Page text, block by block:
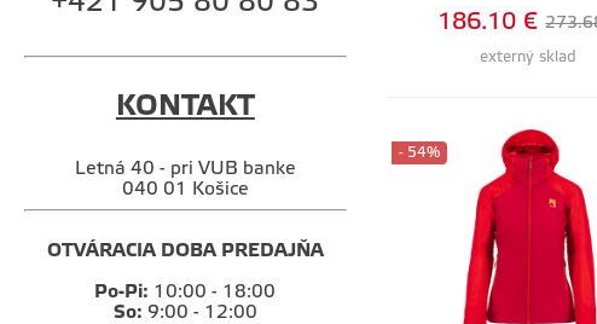
KONTAKT
Letná 40 - pri VUB banke
040 01 Košice
OTVÁRACIA DOBA PREDAJŇA
Po-Pi: 10:00 - 18:00
So: 9:00 - 12:00
externý sklad
186.10 €
- 54%